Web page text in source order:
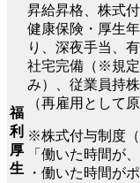
福
利
厚
生
昇給昇格、株式
健康保険・厚生
り、深夜手当、
社宅完備（※規
み）、従業員持
（再雇用として
※株式付与制度（
「働いた時間が
・働いた時間が